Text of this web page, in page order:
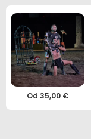
Od 35,00 €